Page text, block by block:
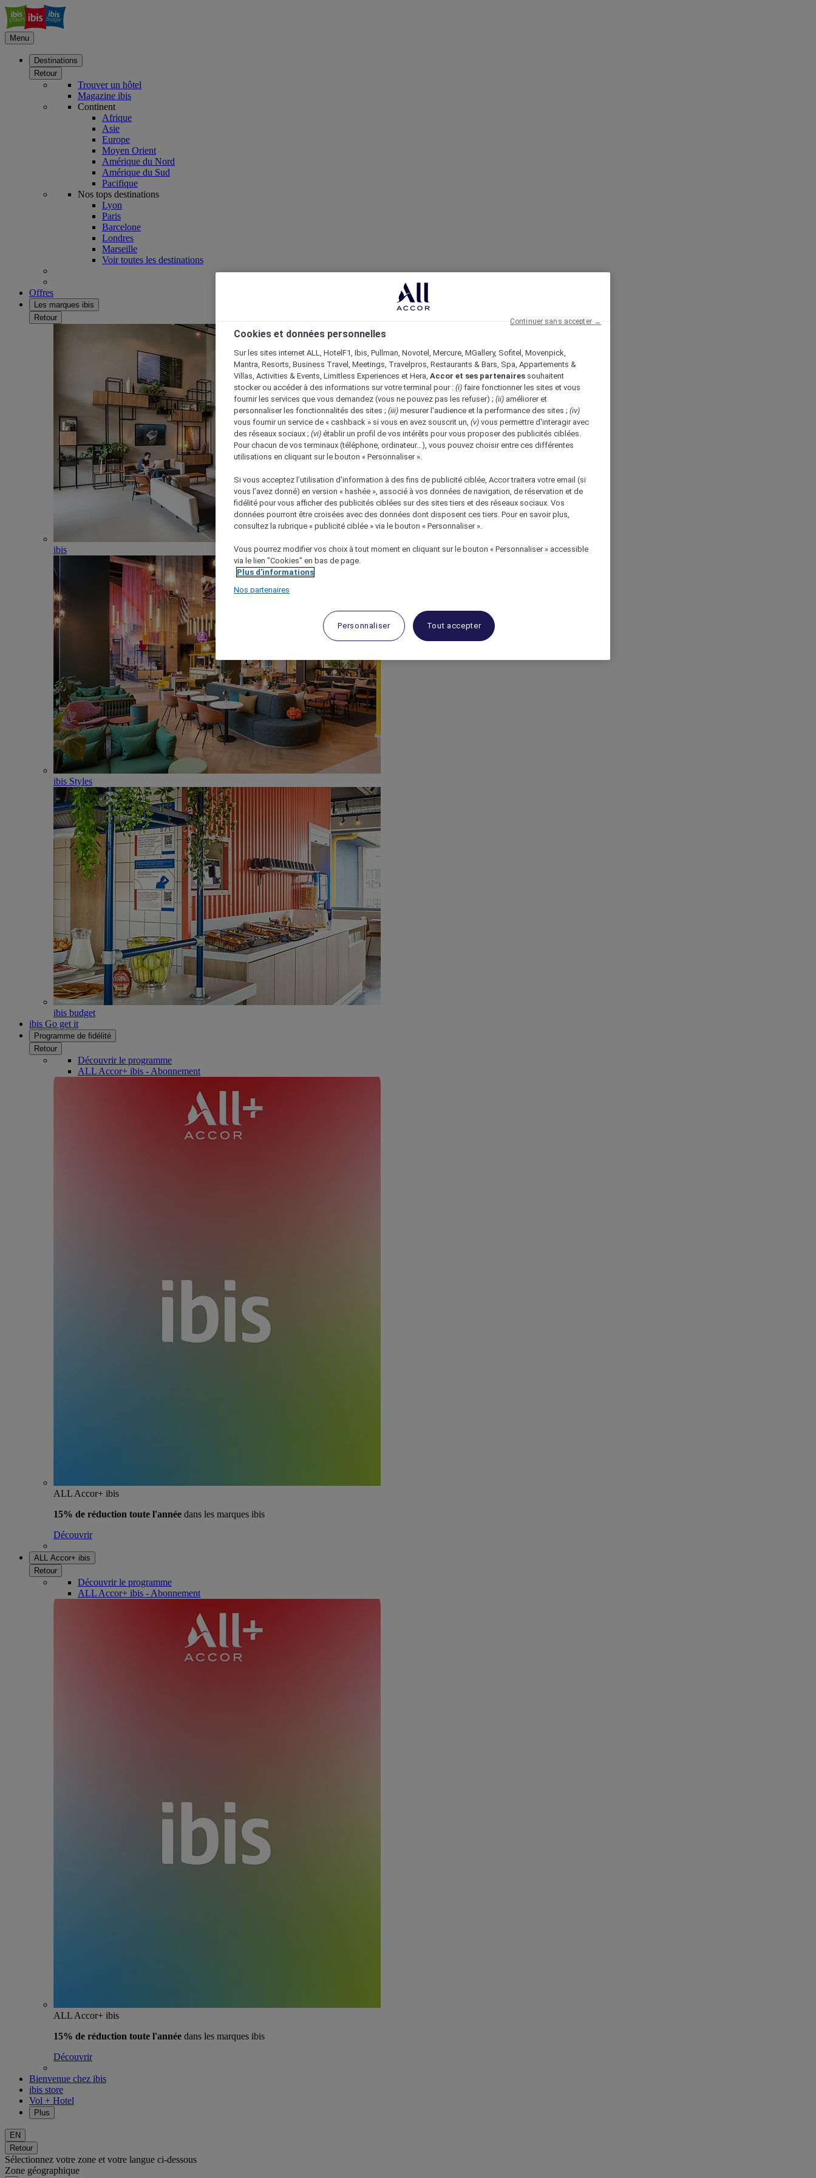
Menu
Destinations
Retour
Trouver un hôtel
Magazine ibis
Continent
Afrique
Asie
Europe
Moyen Orient
Amérique du Nord
Amérique du Sud
Pacifique
Nos tops destinations
Lyon
Paris
Barcelone
Londres
Marseille
Voir toutes les destinations
Offres
Les marques ibis
Retour
ibis
ibis Styles
ibis budget
ibis Go get it
Programme de fidélité
Retour
Découvrir le programme
ALL Accor+ ibis - Abonnement
ALL Accor+ ibis
15% de réduction toute l'année dans les marques ibis
Découvrir
ALL Accor+ ibis
Retour
Découvrir le programme
ALL Accor+ ibis - Abonnement
ALL Accor+ ibis
15% de réduction toute l'année dans les marques ibis
Découvrir
Bienvenue chez ibis
ibis store
Vol + Hotel
Plus
EN
Retour
Sélectionnez votre zone et votre langue ci-dessous
Zone géographique
Cookies et données personnelles
Sur les sites internet ALL, HotelF1, Ibis, Pullman, Novotel, Mercure, MGallery, Sofitel, Movenpick,
Mantra, Resorts, Business Travel, Meetings, Travelpros, Restaurants & Bars, Spa, Appartements &
Villas, Activities & Events, Limitless Experiences et Hera, Accor et ses partenaires souhaitent
stocker ou accéder à des informations sur votre terminal pour : (i) faire fonctionner les sites et vous
fournir les services que vous demandez (vous ne pouvez pas les refuser) ; (ii) améliorer et
personnaliser les fonctionnalités des sites ; (iii) mesurer l'audience et la performance des sites ; (iv)
vous fournir un service de « cashback » si vous en avez souscrit un, (v) vous permettre d'interagir avec
des réseaux sociaux ; (vi) établir un profil de vos intérêts pour vous proposer des publicités ciblées.
Pour chacun de vos terminaux (téléphone, ordinateur…), vous pouvez choisir entre ces différentes
utilisations en cliquant sur le bouton « Personnaliser ».
Si vous acceptez l’utilisation d’information à des fins de publicité ciblée, Accor traitera votre email (si
vous l’avez donné) en version « hashée », associé à vos données de navigation, de réservation et de
fidélité pour vous afficher des publicités ciblées sur des sites tiers et des réseaux sociaux. Vos
données pourront être croisées avec des données dont disposent ces tiers. Pour en savoir plus,
consultez la rubrique « publicité ciblée » via le bouton « Personnaliser ».
Vous pourrez modifier vos choix à tout moment en cliquant sur le bouton « Personnaliser » accessible
via le lien "Cookies" en bas de page.
Plus d'informations
Nos partenaires
Personnaliser Tout accepter
Continuer sans accepter →